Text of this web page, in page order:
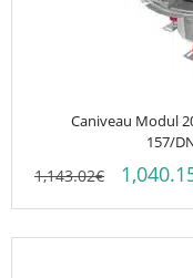
Caniveau Modul
157/
1,143.02€